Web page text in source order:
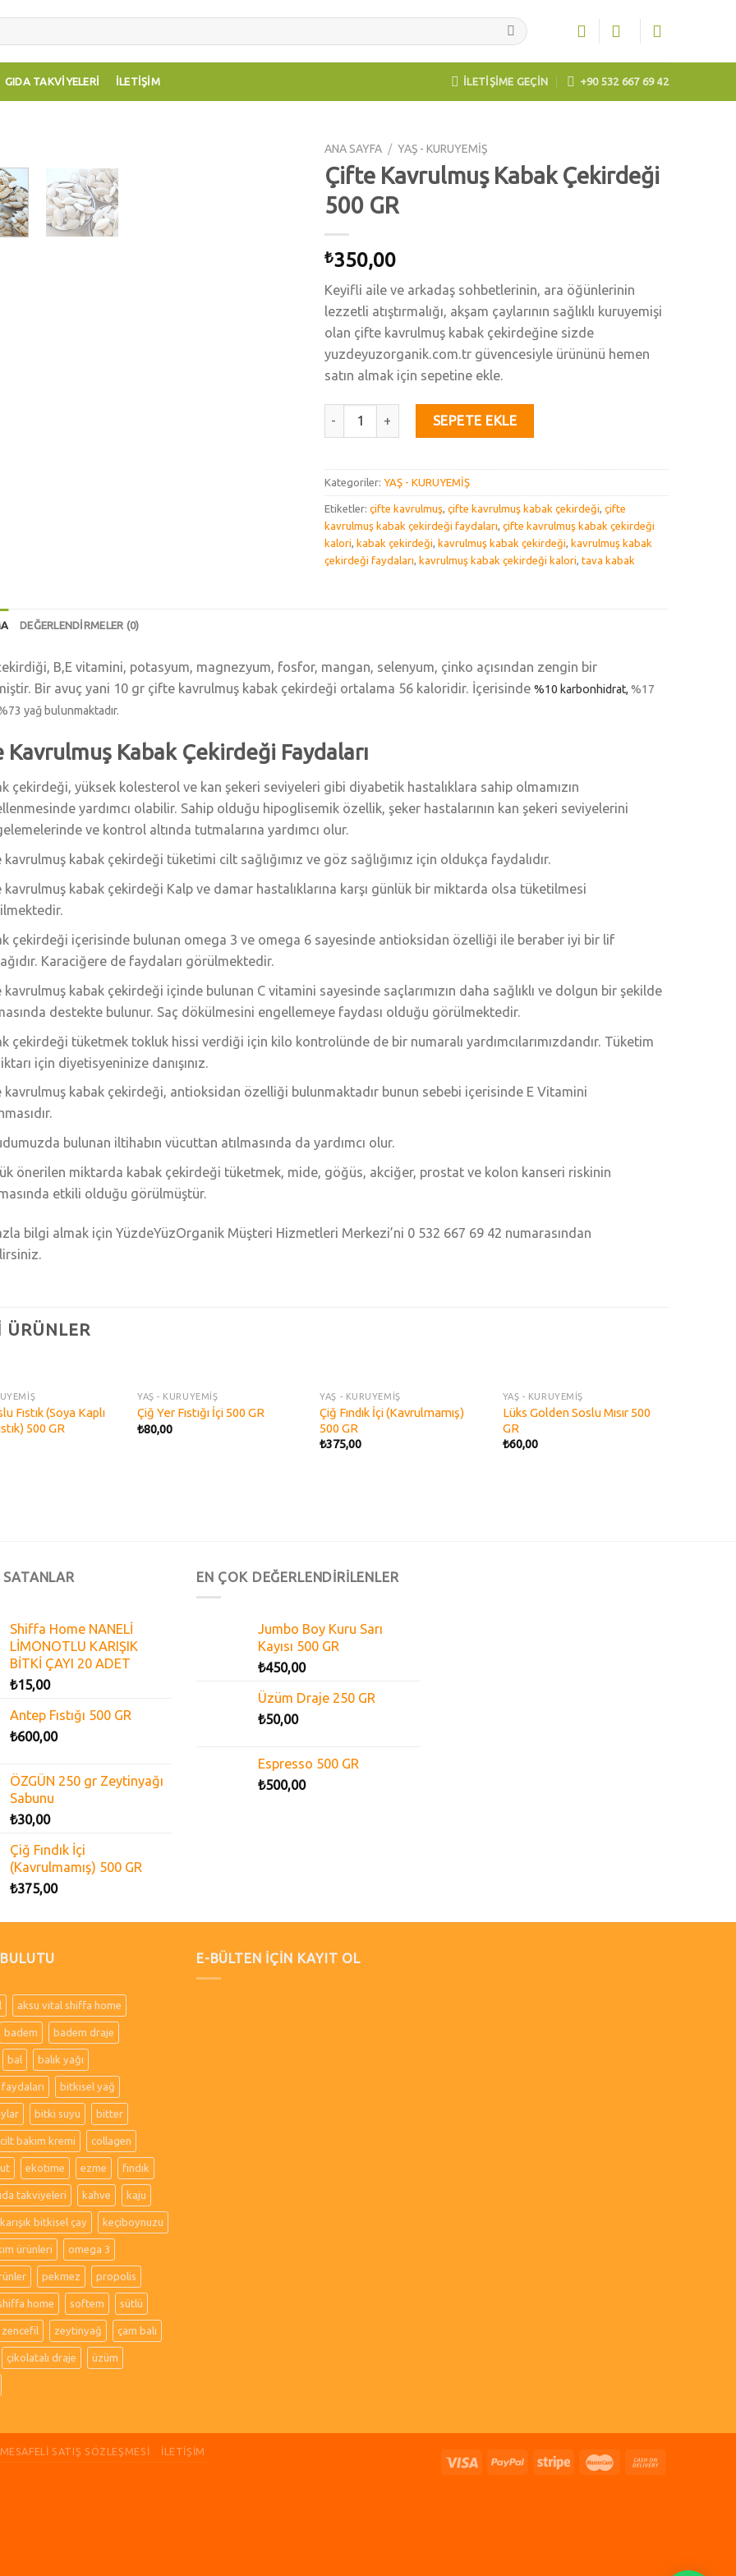
GIDA TAKVIYELERI İLETIŞIM İLETİŞİME GEÇİN +90 532 667 69 42
ANA SAYFA / YAŞ - KURUYEMİŞ
Çifte Kavrulmuş Kabak Çekirdeği
500 GR
₺350,00
Keyifli aile ve arkadaş sohbetlerinin, ara öğünlerinin
lezzetli atıştırmalığı, akşam çaylarının sağlıklı kuruyemişi
olan çifte kavrulmuş kabak çekirdeğine sizde
yuzdeyuzorganik.com.tr güvencesiyle ürününü hemen
satın almak için sepetine ekle.
Çifte Kavrulmuş Kabak Çekirdeği 500 GR adet
SEPETE EKLE
Kategoriler: YAŞ - KURUYEMİŞ
Etiketler: çifte kavrulmuş, çifte kavrulmuş kabak çekirdeği, çifte
kavrulmuş kabak çekirdeği faydaları, çifte kavrulmuş kabak çekirdeği
kalori, kabak çekirdeği, kavrulmuş kabak çekirdeği, kavrulmuş kabak
çekirdeği faydaları, kavrulmuş kabak çekirdeği kalori, tava kabak
DEĞERLENDIRMELER (0)
B,E vitamini, potasyum, magnezyum, fosfor, mangan, selenyum, çinko açısından zengin bir
Bir avuç yani 10 gr çifte kavrulmuş kabak çekirdeği ortalama 56 kaloridir. İçerisinde %10 karbonhidrat, %17
73 yağ bulunmaktadır.
Kavrulmuş Kabak Çekirdeği Faydaları
çekirdeği, yüksek kolesterol ve kan şekeri seviyeleri gibi diyabetik hastalıklara sahip olmamızın
yardımcı olabilir. Sahip olduğu hipoglisemik özellik, şeker hastalarının kan şekeri seviyelerini
ve kontrol altında tutmalarına yardımcı olur.
kavrulmuş kabak çekirdeği tüketimi cilt sağlığımız ve göz sağlığımız için oldukça faydalıdır.
kavrulmuş kabak çekirdeği Kalp ve damar hastalıklarına karşı günlük bir miktarda olsa tüketilmesi
çekirdeği içerisinde bulunan omega 3 ve omega 6 sayesinde antioksidan özelliği ile beraber iyi bir lif
Karaciğere de faydaları görülmektedir.
kavrulmuş kabak çekirdeği içinde bulunan C vitamini sayesinde saçlarımızın daha sağlıklı ve dolgun bir şekilde
destekte bulunur. Saç dökülmesini engellemeye faydası olduğu görülmektedir.
çekirdeği tüketmek tokluk hissi verdiği için kilo kontrolünde de bir numaralı yardımcılarımızdandır. Tüketim
için diyetisyeninize danışınız.
kavrulmuş kabak çekirdeği, antioksidan özelliği bulunmaktadır bunun sebebi içerisinde E Vitamini
bulunan iltihabın vücuttan atılmasında da yardımcı olur.
önerilen miktarda kabak çekirdeği tüketmek, mide, göğüs, akciğer, prostat ve kolon kanseri riskinin
etkili olduğu görülmüştür.
bilgi almak için YüzdeYüzOrganik Müşteri Hizmetleri Merkezi’ni 0 532 667 69 42 numarasından
ÜRÜNLER
Add to
wishlist
YOK
Fıstık (Soya Kaplı
500 GR
Add to
wishlist
STOKTA YOK
YAŞ - KURUYEMİŞ
Çiğ Yer Fıstığı İçi 500 GR
₺80,00
Add to
wishlist
YAŞ - KURUYEMİŞ
Çiğ Fındık İçi (Kavrulmamış)
500 GR
₺375,00
Add to
wishlist
STOKTA YOK
YAŞ - KURUYEMİŞ
Lüks Golden Soslu Mısır 500
GR
₺60,00
SATANLAR
Shiffa Home NANELİ
LİMONOTLU KARIŞIK
BİTKİ ÇAYI 20 ADET
₺15,00
Antep Fıstığı 500 GR
₺600,00
ÖZGÜN 250 gr Zeytinyağı
Sabunu
₺30,00
Çiğ Fındık İçi
(Kavrulmamış) 500 GR
₺375,00
EN ÇOK DEĞERLENDİRİLENLER
Jumbo Boy Kuru Sarı
Kayısı 500 GR
₺450,00
Üzüm Draje 250 GR
₺50,00
Espresso 500 GR
₺500,00
aksu vital shiffa home
badem badem draje
bal balık yağı
faydaları bitkisel yağ
bitki suyu bitter
cilt bakım kremi collagen
ekotime ezme fındık
takviyeleri kahve kaju
karışık bitkisel çay keçiboynuzu
ürünleri omega 3
pekmez propolis
home softem sütlü
zencefil zeytinyağ çam balı
çikolatalı draje üzüm
E-BÜLTEN İÇİN KAYIT OL
MESAFELI SATIŞ SÖZLEŞMESI İLETIŞIM